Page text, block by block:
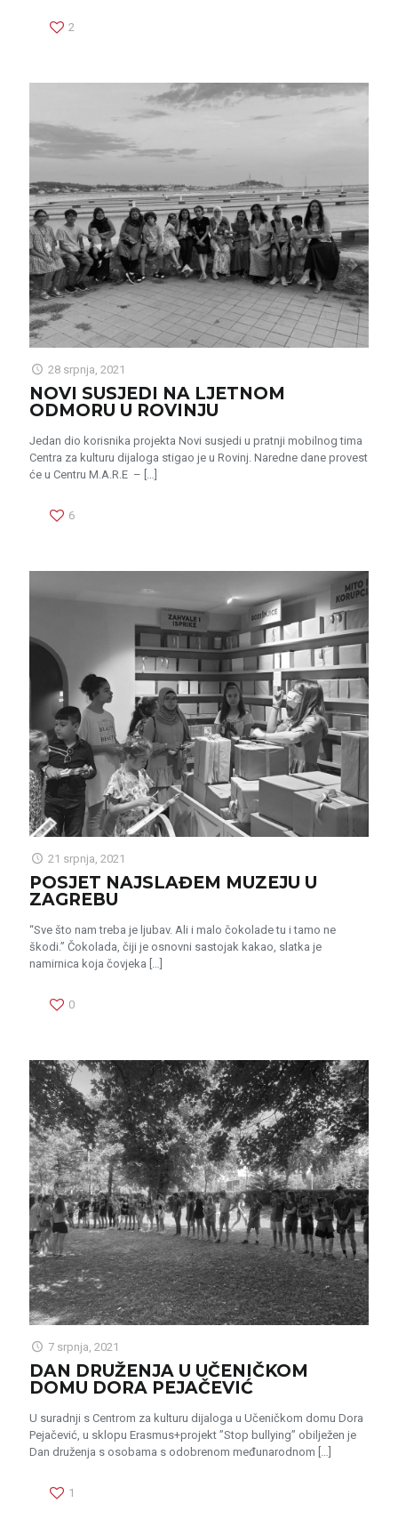
2
28 srpnja, 2021
NOVI SUSJEDI NA LJETNOM
ODMORU U ROVINJU
Jedan dio korisnika projekta Novi susjedi u pratnji mobilnog tima
Centra za kulturu dijaloga stigao je u Rovinj. Naredne dane provest
će u Centru M.A.R.E – […]
6
21 srpnja, 2021
POSJET NAJSLAĐEM MUZEJU U
ZAGREBU
“Sve što nam treba je ljubav. Ali i malo čokolade tu i tamo ne
škodi.” Čokolada, čiji je osnovni sastojak kakao, slatka je
namirnica koja čovjeka
0
7 srpnja, 2021
DAN DRUŽENJA U UČENIČKOM
DOMU DORA PEJAČEVIĆ
U suradnji s Centrom za kulturu dijaloga u Učeničkom domu Dora
Pejačević, u sklopu Erasmus+projekt ”Stop bullying” obilježen je
Dan druženja s osobama s odobrenom međunarodnom […]
1